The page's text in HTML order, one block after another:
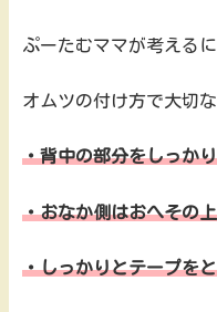
ぷーたむママが考えるに
オムツの付け方で大切な
・背中の部分をしっか
・おなか側はおへその
・しっかりとテープを